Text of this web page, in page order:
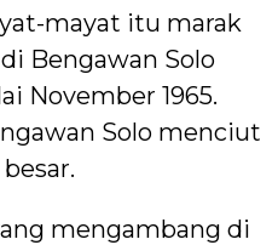
mayat itu marak
Bengawan Solo
November 1965.
Solo menciut
mengambang di